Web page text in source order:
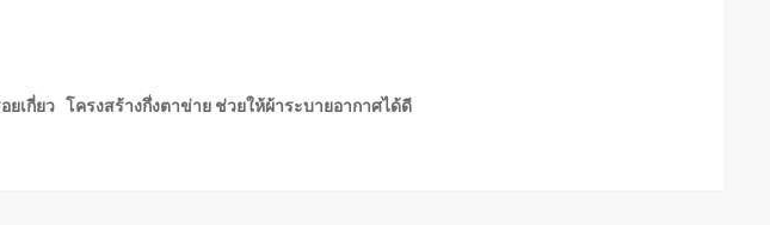
ยเกี่ยว โครงสร้างกึ่งตาข่าย ช่วยให้ผ้าระบายอากาศได้ดี